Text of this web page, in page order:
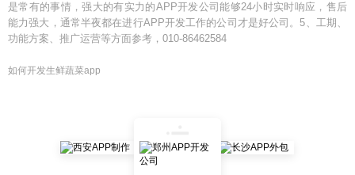
是常有的事情，强大的有实力的APP开发公司能够24小时实时响应，售后
能力强大，通常半夜都在进行APP开发工作的公司才是好公司。5、工期、
功能方案、推广运营等方面参考，010-86462584
如何开发生鲜蔬菜app